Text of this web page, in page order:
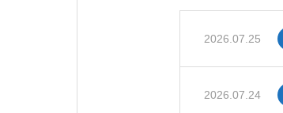
2026.07.25
2026.07.24